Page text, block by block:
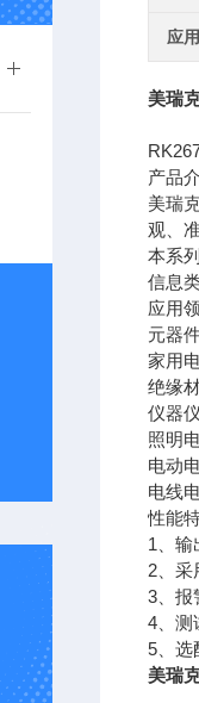
应
美瑞
产品
美瑞
观、
本系
信息
应用
元器
家用
绝缘
仪器
照明
电动
电线
性能
1、输
2、采
3、报
4、测
5、选
美瑞